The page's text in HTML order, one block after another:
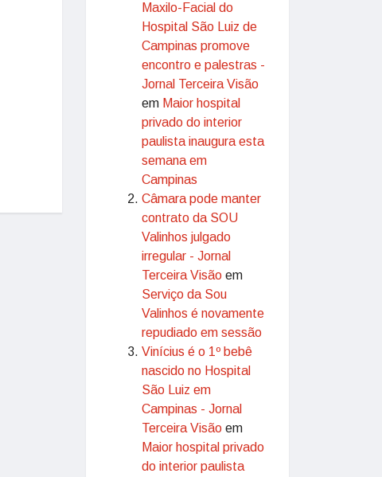
Maxilo-Facial do
Hospital São Luiz de
Campinas promove
encontro e palestras -
Jornal Terceira Visão
em Maior hospital
privado do interior
paulista inaugura esta
semana em
Campinas
Câmara pode manter
contrato da SOU
Valinhos julgado
irregular - Jornal
Terceira Visão em
Serviço da Sou
Valinhos é novamente
repudiado em sessão
Vinícius é o 1º bebê
nascido no Hospital
São Luiz em
Campinas - Jornal
Terceira Visão em
Maior hospital privado
do interior paulista